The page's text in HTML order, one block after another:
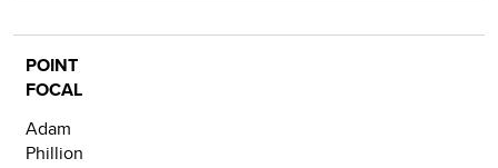
POINT
FOCAL
Adam
Phillion